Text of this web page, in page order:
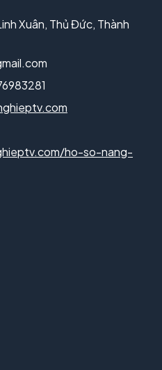
Xuân, Thủ Đức, Thành
ho-so-nang-